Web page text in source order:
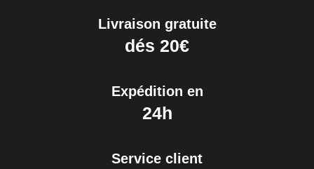
Livraison gratuite
dés 20€
Expédition en
24h
Service client